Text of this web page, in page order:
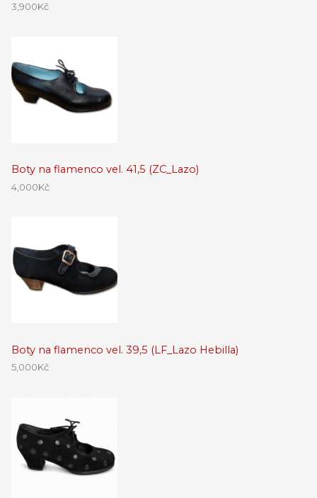
3,900Kč
Boty na flamenco vel. 41,5 (ZC_Lazo)
4,000Kč
Boty na flamenco vel. 39,5 (LF_Lazo Hebilla)
5,000Kč